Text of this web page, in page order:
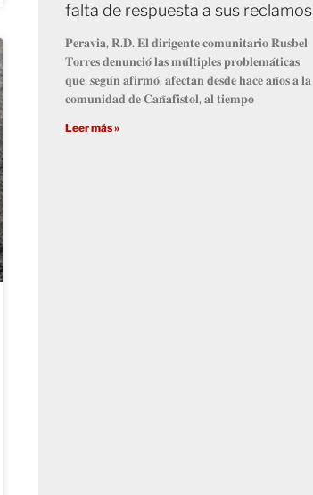
falta de respuesta a sus reclamos
𝐏𝐞𝐫𝐚𝐯𝐢𝐚, 𝐑.𝐃. 𝐄𝐥 𝐝𝐢𝐫𝐢𝐠𝐞𝐧𝐭𝐞 𝐜𝐨𝐦𝐮𝐧𝐢𝐭𝐚𝐫𝐢𝐨 𝐑𝐮𝐬𝐛𝐞𝐥
𝐓𝐨𝐫𝐫𝐞𝐬 𝐝𝐞𝐧𝐮𝐧𝐜𝐢𝐨́ 𝐥𝐚𝐬 𝐦𝐮́𝐥𝐭𝐢𝐩𝐥𝐞𝐬 𝐩𝐫𝐨𝐛𝐥𝐞𝐦𝐚́𝐭𝐢𝐜𝐚𝐬
𝐪𝐮𝐞, 𝐬𝐞𝐠𝐮́𝐧 𝐚𝐟𝐢𝐫𝐦𝐨́, 𝐚𝐟𝐞𝐜𝐭𝐚𝐧 𝐝𝐞𝐬𝐝𝐞 𝐡𝐚𝐜𝐞 𝐚𝐧̃𝐨𝐬 𝐚 𝐥𝐚
𝐜𝐨𝐦𝐮𝐧𝐢𝐝𝐚𝐝 𝐝𝐞 𝐂𝐚𝐧̃𝐚𝐟𝐢𝐬𝐭𝐨𝐥, 𝐚𝐥 𝐭𝐢𝐞𝐦𝐩𝐨
Leer más »